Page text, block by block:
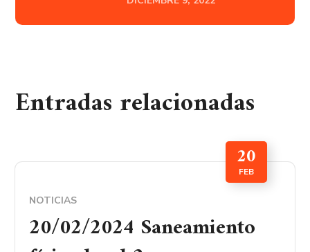
Entradas relacionadas
20
FEB
NOTICIAS
20/02/2024 Saneamiento